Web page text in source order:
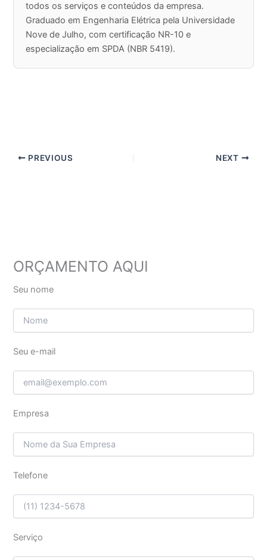
todos os serviços e conteúdos da empresa.
Graduado em Engenharia Elétrica pela Universidade
Nove de Julho, com certificação NR-10 e
especialização em SPDA (NBR 5419).
PREVIOUS NEXT
ORÇAMENTO AQUI
Seu nome
Seu e-mail
Empresa
Telefone
Serviço